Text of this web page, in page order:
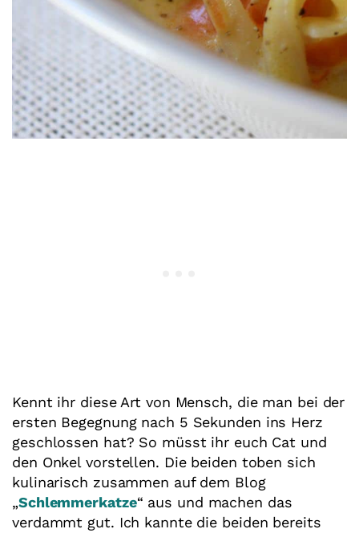
Kennt ihr diese Art von Mensch, die man bei der
ersten Begegnung nach 5 Sekunden ins Herz
geschlossen hat? So müsst ihr euch Cat und
den Onkel vorstellen. Die beiden toben sich
kulinarisch zusammen auf dem Blog
„Schlemmerkatze“ aus und machen das
verdammt gut. Ich kannte die beiden bereits